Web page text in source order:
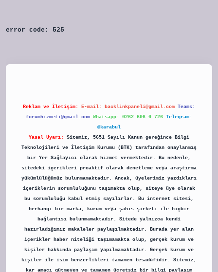
error code: 525
Reklam ve İletişim: E-mail: backlinkpaneli@gmail.com Teams:
forumhizmeti@gmail.com Whatsapp: 0262 606 0 726 Telegram:
@karabul
Yasal Uyarı:
Sitemiz, 5651 Sayılı Kanun gereğince Bilgi
Teknolojileri ve İletişim Kurumu (BTK) tarafından onaylanmış
bir Yer Sağlayıcı olarak hizmet vermektedir. Bu nedenle,
sitedeki içerikleri proaktif olarak denetleme veya araştırma
yükümlülüğümüz bulunmamaktadır. Ancak, üyelerimiz yazdıkları
içeriklerin sorumluluğunu taşımakta olup, siteye üye olarak
bu sorumluluğu kabul etmiş sayılırlar. Bu internet sitesi,
herhangi bir marka, kurum veya şahıs şirketi ile hiçbir
bağlantısı bulunmamaktadır. Sitede yalnızca kendi
hazırladığımız makaleler paylaşılmaktadır. Burada yer alan
içerikler haber niteliği taşımamakta olup, gerçek kurum ve
kişiler hakkında paylaşım yapılmamaktadır. Gerçek kurum ve
kişiler ile isim benzerlikleri tamamen tesadüfidir. Sitemiz,
kar amacı gütmeyen ve tamamen ücretsiz bir bilgi paylaşım